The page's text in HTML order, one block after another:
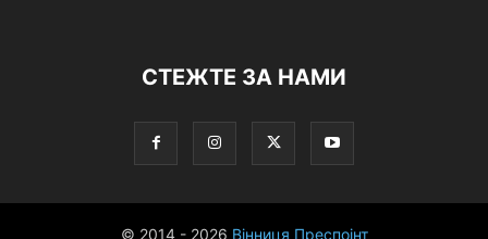
СТЕЖТЕ ЗА НАМИ
© 2014 - 2026 Вінниця Преспоінт